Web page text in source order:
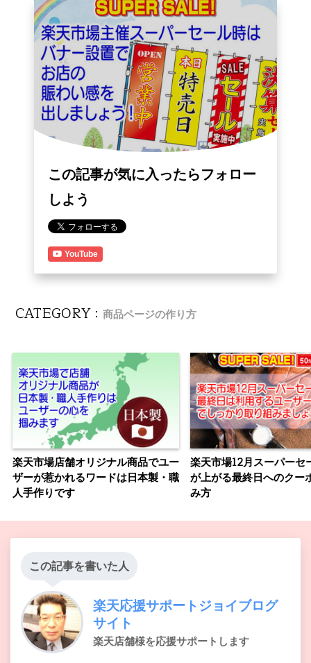
この記事が気に入ったらフォロー
しよう
YouTube
CATEGORY : 商品ページの作り方
楽天市場店舗オリジナル商品でユー
ザーが惹かれるワードは日本製・職
人手作りです
楽天市場12月スーパーセ
が上がる最終日へのクー
み方
この記事を書いた人
楽天応援サポートジョイブログ
サイト
楽天店舗様を応援サポートします